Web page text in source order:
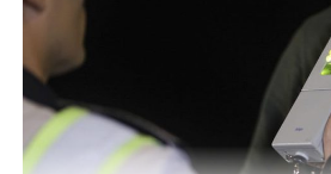
Preasfintei Fecioare Maria.
Programul pelerinajului:
08:30– Plecarea în
Arhiepiscopale Majore